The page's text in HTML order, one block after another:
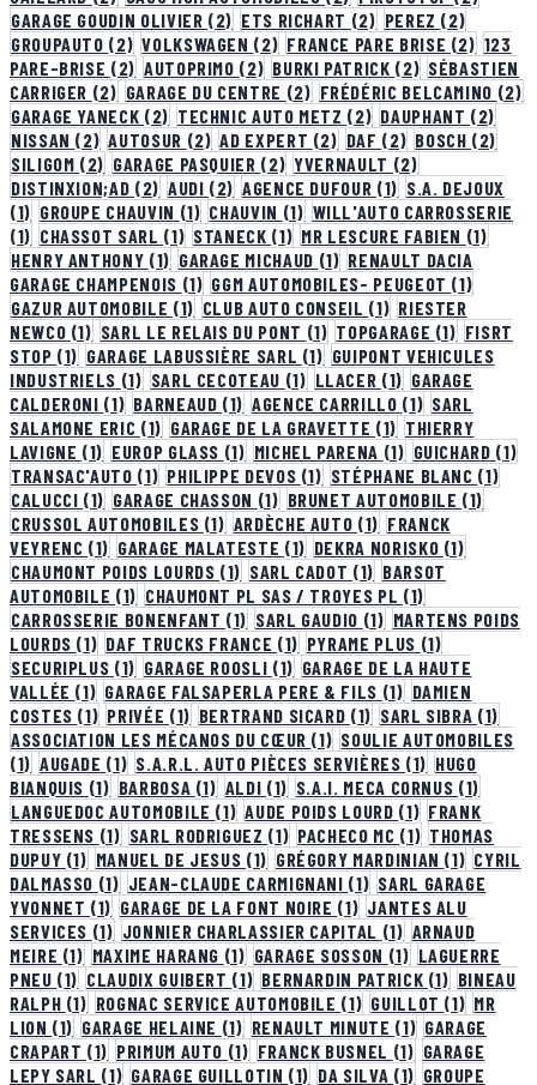
GARAGE GOUDIN OLIVIER (2) ETS RICHART (2) PEREZ (2)
GROUPAUTO (2) VOLKSWAGEN (2) FRANCE PARE BRISE (2) 123
PARE-BRISE (2) AUTOPRIMO (2) BURKI PATRICK (2) SÉBASTIEN
CARRIGER (2) GARAGE DU CENTRE (2) FRÉDÉRIC BELCAMINO (2)
GARAGE YANECK (2) TECHNIC AUTO METZ (2) DAUPHANT (2)
NISSAN (2) AUTOSUR (2) AD EXPERT (2) DAF (2) BOSCH (2)
SILIGOM (2) GARAGE PASQUIER (2) YVERNAULT (2)
DISTINXION;AD (2) AUDI (2) AGENCE DUFOUR (1) S.A. DEJOUX
(1) GROUPE CHAUVIN (1) CHAUVIN (1) WILL'AUTO CARROSSERIE
(1) CHASSOT SARL (1) STANECK (1) MR LESCURE FABIEN (1)
HENRY ANTHONY (1) GARAGE MICHAUD (1) RENAULT DACIA
GARAGE CHAMPENOIS (1) GGM AUTOMOBILES- PEUGEOT (1)
GAZUR AUTOMOBILE (1) CLUB AUTO CONSEIL (1) RIESTER
NEWCO (1) SARL LE RELAIS DU PONT (1) TOPGARAGE (1) FISRT
STOP (1) GARAGE LABUSSIÈRE SARL (1) GUIPONT VEHICULES
INDUSTRIELS (1) SARL CECOTEAU (1) LLACER (1) GARAGE
CALDERONI (1) BARNEAUD (1) AGENCE CARRILLO (1) SARL
SALAMONE ERIC (1) GARAGE DE LA GRAVETTE (1) THIERRY
LAVIGNE (1) EUROP GLASS (1) MICHEL PARENA (1) GUICHARD (1)
TRANSAC'AUTO (1) PHILIPPE DEVOS (1) STÉPHANE BLANC (1)
CALUCCI (1) GARAGE CHASSON (1) BRUNET AUTOMOBILE (1)
CRUSSOL AUTOMOBILES (1) ARDÈCHE AUTO (1) FRANCK
VEYRENC (1) GARAGE MALATESTE (1) DEKRA NORISKO (1)
CHAUMONT POIDS LOURDS (1) SARL CADOT (1) BARSOT
AUTOMOBILE (1) CHAUMONT PL SAS / TROYES PL (1)
CARROSSERIE BONENFANT (1) SARL GAUDIO (1) MARTENS POIDS
LOURDS (1) DAF TRUCKS FRANCE (1) PYRAME PLUS (1)
SECURIPLUS (1) GARAGE ROOSLI (1) GARAGE DE LA HAUTE
VALLÉE (1) GARAGE FALSAPERLA PERE & FILS (1) DAMIEN
COSTES (1) PRIVÉE (1) BERTRAND SICARD (1) SARL SIBRA (1)
ASSOCIATION LES MÉCANOS DU CŒUR (1) SOULIE AUTOMOBILES
(1) AUGADE (1) S.A.R.L. AUTO PIÈCES SERVIÈRES (1) HUGO
BIANQUIS (1) BARBOSA (1) ALDI (1) S.A.I. MECA CORNUS (1)
LANGUEDOC AUTOMOBILE (1) AUDE POIDS LOURD (1) FRANK
TRESSENS (1) SARL RODRIGUEZ (1) PACHECO MC (1) THOMAS
DUPUY (1) MANUEL DE JESUS (1) GRÉGORY MARDINIAN (1) CYRIL
DALMASSO (1) JEAN-CLAUDE CARMIGNANI (1) SARL GARAGE
YVONNET (1) GARAGE DE LA FONT NOIRE (1) JANTES ALU
SERVICES (1) JONNIER CHARLASSIER CAPITAL (1) ARNAUD
MEIRE (1) MAXIME HARANG (1) GARAGE SOSSON (1) LAGUERRE
PNEU (1) CLAUDIX GUIBERT (1) BERNARDIN PATRICK (1) BINEAU
RALPH (1) ROGNAC SERVICE AUTOMOBILE (1) GUILLOT (1) MR
LION (1) GARAGE HELAINE (1) RENAULT MINUTE (1) GARAGE
CRAPART (1) PRIMUM AUTO (1) FRANCK BUSNEL (1) GARAGE
LEPY SARL (1) GARAGE GUILLOTIN (1) DA SILVA (1) GROUPE